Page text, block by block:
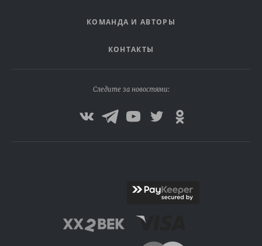
КОМАНДА И АВТОРЫ
КОНТАКТЫ
Следите за новостями: